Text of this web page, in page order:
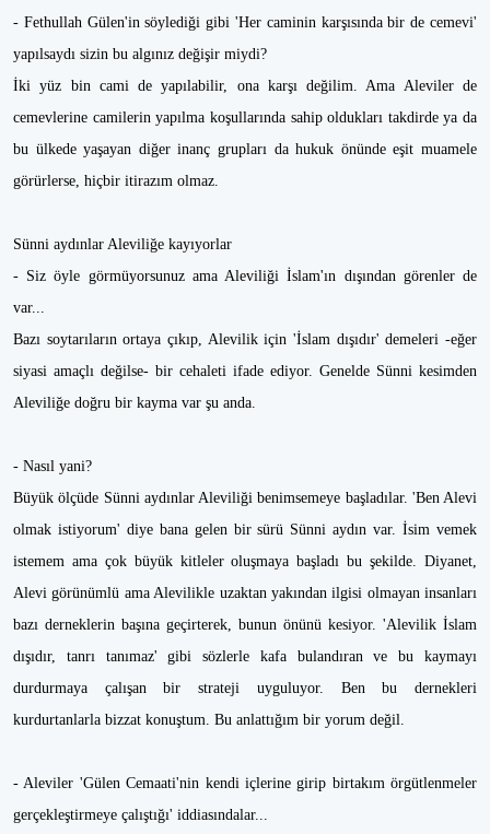
- Fethullah Gülen'in söylediği gibi 'Her caminin karşısında bir de cemevi'
yapılsaydı sizin bu algınız değişir miydi?
İki yüz bin cami de yapılabilir, ona karşı değilim. Ama Aleviler de
cemevlerine camilerin yapılma koşullarında sahip oldukları takdirde ya da
bu ülkede yaşayan diğer inanç grupları da hukuk önünde eşit muamele
görürlerse, hiçbir itirazım olmaz.
Sünni aydınlar Aleviliğe kayıyorlar
- Siz öyle görmüyorsunuz ama Aleviliği İslam'ın dışından görenler de
var...
Bazı soytarıların ortaya çıkıp, Alevilik için 'İslam dışıdır' demeleri -eğer
siyasi amaçlı değilse- bir cehaleti ifade ediyor. Genelde Sünni kesimden
Aleviliğe doğru bir kayma var şu anda.
- Nasıl yani?
Büyük ölçüde Sünni aydınlar Aleviliği benimsemeye başladılar. 'Ben Alevi
olmak istiyorum' diye bana gelen bir sürü Sünni aydın var. İsim vemek
istemem ama çok büyük kitleler oluşmaya başladı bu şekilde. Diyanet,
Alevi görünümlü ama Alevilikle uzaktan yakından ilgisi olmayan insanları
bazı derneklerin başına geçirterek, bunun önünü kesiyor. 'Alevilik İslam
dışıdır, tanrı tanımaz' gibi sözlerle kafa bulandıran ve bu kaymayı
durdurmaya çalışan bir strateji uyguluyor. Ben bu dernekleri
kurdurtanlarla bizzat konuştum. Bu anlattığım bir yorum değil.
- Aleviler 'Gülen Cemaati'nin kendi içlerine girip birtakım örgütlenmeler
gerçekleştirmeye çalıştığı' iddiasındalar...